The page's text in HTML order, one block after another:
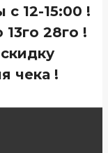
с 12-15:00 !
28го !
чека !